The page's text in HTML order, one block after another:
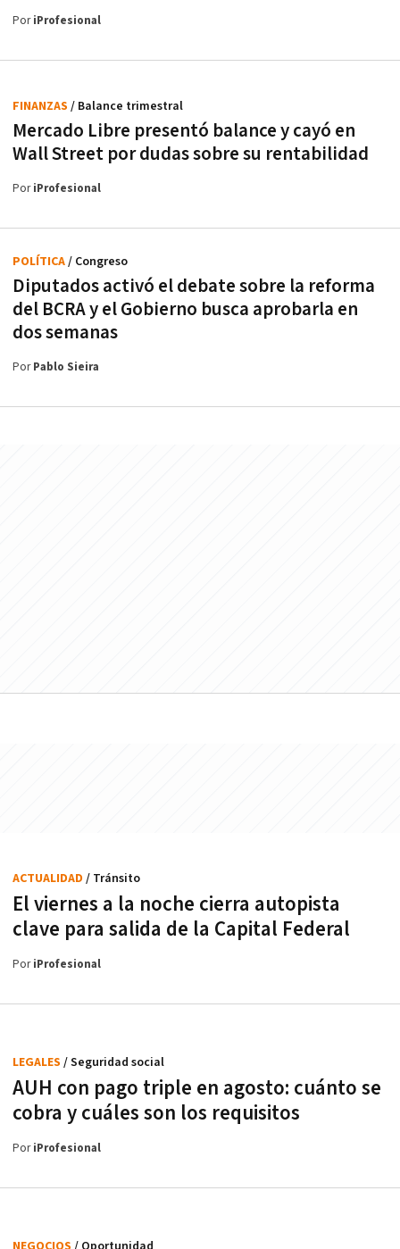
PoriProfesional
Mercado Libre presentó balance y cayó en
Wall Street por dudas sobre su rentabilidad
FINANZAS / Balance trimestral
PoriProfesional
Diputados activó el debate sobre la reforma
del BCRA y el Gobierno busca aprobarla en
dos semanas
POLÍTICA/ Congreso
PorPablo Sieira
El viernes a la noche cierra autopista
clave para salida de la Capital Federal
ACTUALIDAD / Tránsito
PoriProfesional
AUH con pago triple en agosto: cuánto se
cobra y cuáles son los requisitos
LEGALES / Seguridad social
PoriProfesional